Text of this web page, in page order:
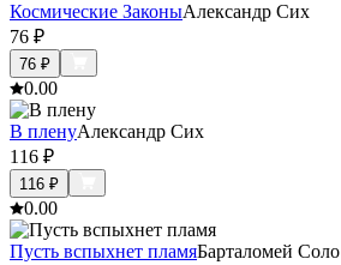
Космические ЗаконыАлександр Сих
76 ₽
76 ₽
0.00
В пленуАлександр Сих
116 ₽
116 ₽
0.00
Пусть вспыхнет пламяБарталомей Соло